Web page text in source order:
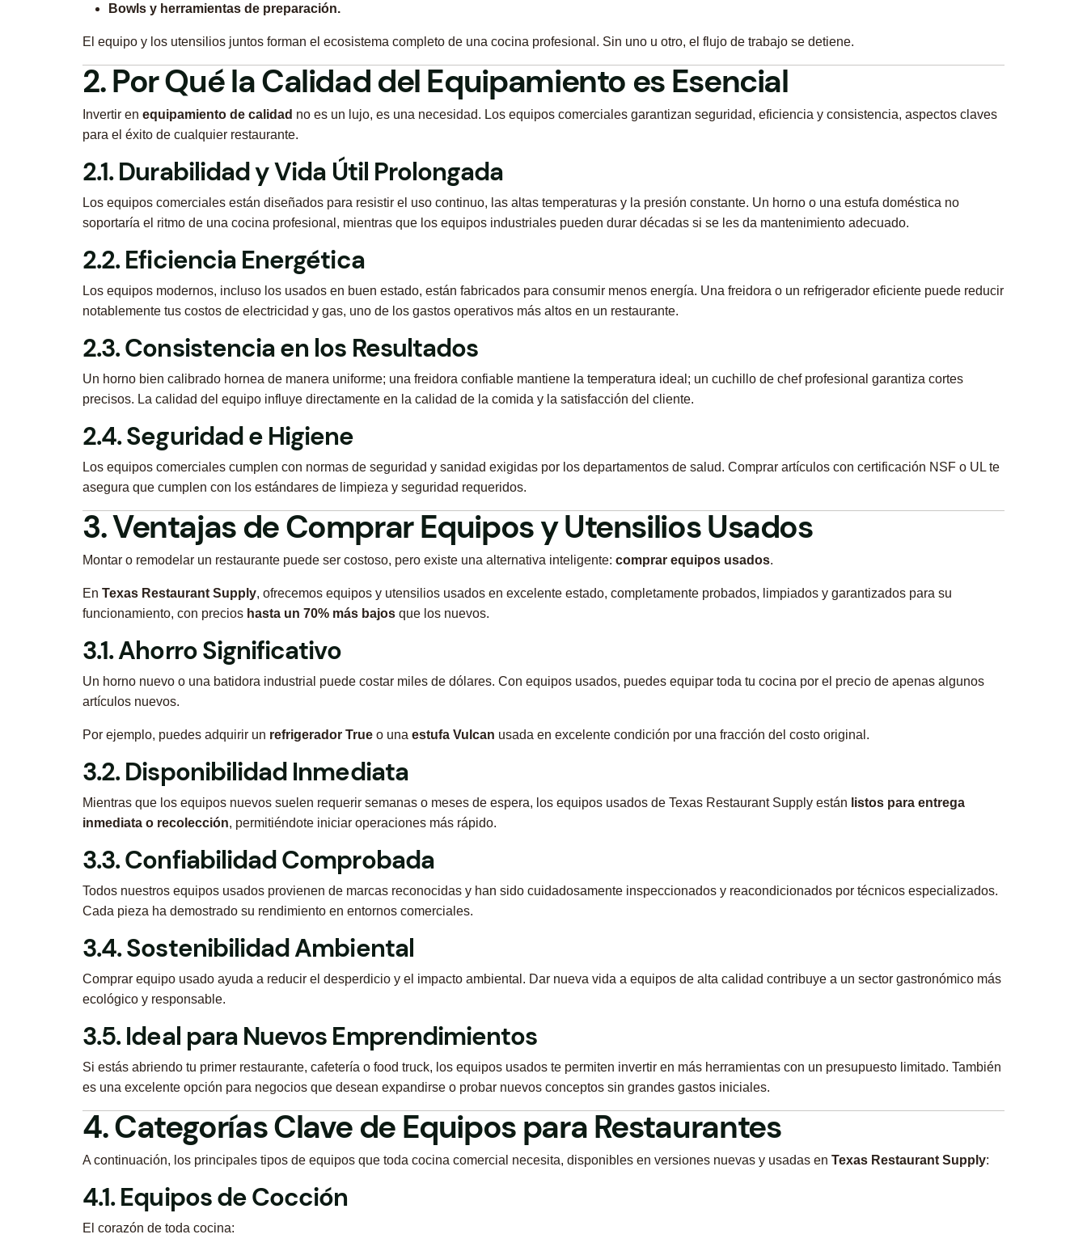
Bowls y herramientas de preparación.
El equipo y los utensilios juntos forman el ecosistema completo de una cocina profesional. Sin uno u otro, el flujo de trabajo se detiene.
2. Por Qué la Calidad del Equipamiento es Esencial
Invertir en equipamiento de calidad no es un lujo, es una necesidad. Los equipos comerciales garantizan seguridad, eficiencia y consistencia, aspectos claves
para el éxito de cualquier restaurante.
2.1. Durabilidad y Vida Útil Prolongada
Los equipos comerciales están diseñados para resistir el uso continuo, las altas temperaturas y la presión constante. Un horno o una estufa doméstica no
soportaría el ritmo de una cocina profesional, mientras que los equipos industriales pueden durar décadas si se les da mantenimiento adecuado.
2.2. Eficiencia Energética
Los equipos modernos, incluso los usados en buen estado, están fabricados para consumir menos energía. Una freidora o un refrigerador eficiente puede reducir
notablemente tus costos de electricidad y gas, uno de los gastos operativos más altos en un restaurante.
2.3. Consistencia en los Resultados
Un horno bien calibrado hornea de manera uniforme; una freidora confiable mantiene la temperatura ideal; un cuchillo de chef profesional garantiza cortes
precisos. La calidad del equipo influye directamente en la calidad de la comida y la satisfacción del cliente.
2.4. Seguridad e Higiene
Los equipos comerciales cumplen con normas de seguridad y sanidad exigidas por los departamentos de salud. Comprar artículos con certificación NSF o UL te
asegura que cumplen con los estándares de limpieza y seguridad requeridos.
3. Ventajas de Comprar Equipos y Utensilios Usados
Montar o remodelar un restaurante puede ser costoso, pero existe una alternativa inteligente: comprar equipos usados.
En Texas Restaurant Supply, ofrecemos equipos y utensilios usados en excelente estado, completamente probados, limpiados y garantizados para su
funcionamiento, con precios hasta un 70% más bajos que los nuevos.
3.1. Ahorro Significativo
Un horno nuevo o una batidora industrial puede costar miles de dólares. Con equipos usados, puedes equipar toda tu cocina por el precio de apenas algunos
artículos nuevos.
Por ejemplo, puedes adquirir un refrigerador True o una estufa Vulcan usada en excelente condición por una fracción del costo original.
3.2. Disponibilidad Inmediata
Mientras que los equipos nuevos suelen requerir semanas o meses de espera, los equipos usados de Texas Restaurant Supply están listos para entrega
inmediata o recolección, permitiéndote iniciar operaciones más rápido.
3.3. Confiabilidad Comprobada
Todos nuestros equipos usados provienen de marcas reconocidas y han sido cuidadosamente inspeccionados y reacondicionados por técnicos especializados.
Cada pieza ha demostrado su rendimiento en entornos comerciales.
3.4. Sostenibilidad Ambiental
Comprar equipo usado ayuda a reducir el desperdicio y el impacto ambiental. Dar nueva vida a equipos de alta calidad contribuye a un sector gastronómico más
ecológico y responsable.
3.5. Ideal para Nuevos Emprendimientos
Si estás abriendo tu primer restaurante, cafetería o food truck, los equipos usados te permiten invertir en más herramientas con un presupuesto limitado. También
es una excelente opción para negocios que desean expandirse o probar nuevos conceptos sin grandes gastos iniciales.
4. Categorías Clave de Equipos para Restaurantes
A continuación, los principales tipos de equipos que toda cocina comercial necesita, disponibles en versiones nuevas y usadas en Texas Restaurant Supply:
4.1. Equipos de Cocción
El corazón de toda cocina: